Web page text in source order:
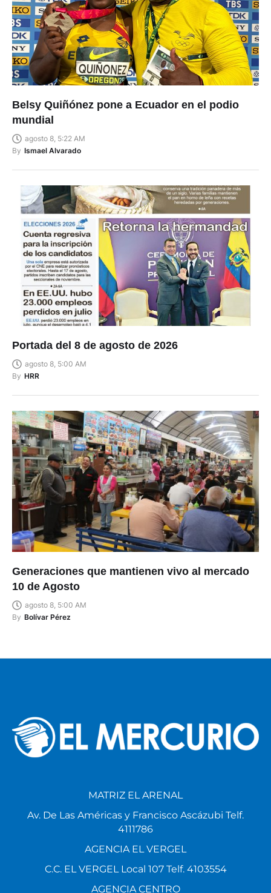
Belsy Quiñónez pone a Ecuador en el podio
mundial
agosto 8, 5:22 AM
By Ismael Alvarado
Portada del 8 de agosto de 2026
agosto 8, 5:00 AM
By HRR
Generaciones que mantienen vivo al mercado
10 de Agosto
agosto 8, 5:00 AM
By Bolívar Pérez
MATRIZ EL ARENAL
Av. De Las Américas y Francisco Ascázubi Telf.
4111786
AGENCIA EL VERGEL
C.C. EL VERGEL Local 107 Telf. 4103554
AGENCIA CENTRO